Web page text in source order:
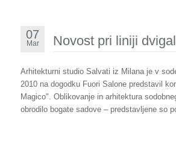
07
Mar Novost pri liniji
Arhitekturni studio Salvati iz Milana je v
2010 na dogodku Fuori Salone predstavil
Magico". Oblikovanje in arhitektura
obrodilo bogate sadove – predstavljene so